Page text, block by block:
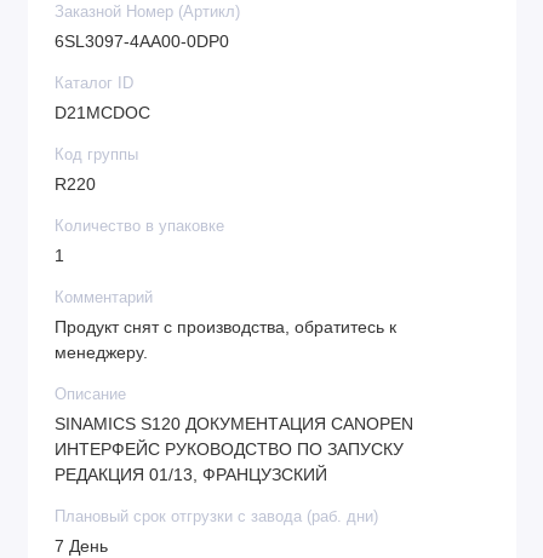
Заказной Номер (Артикл)
6SL3097-4AA00-0DP0
Каталог ID
D21MCDOC
Код группы
R220
Количество в упаковке
1
Комментарий
Продукт снят с производства, обратитесь к
менеджеру.
Описание
SINAMICS S120 ДОКУМЕНТАЦИЯ CANOPEN
ИНТЕРФЕЙС РУКОВОДСТВО ПО ЗАПУСКУ
РЕДАКЦИЯ 01/13, ФРАНЦУЗСКИЙ
Плановый срок отгрузки с завода (раб. дни)
7 День